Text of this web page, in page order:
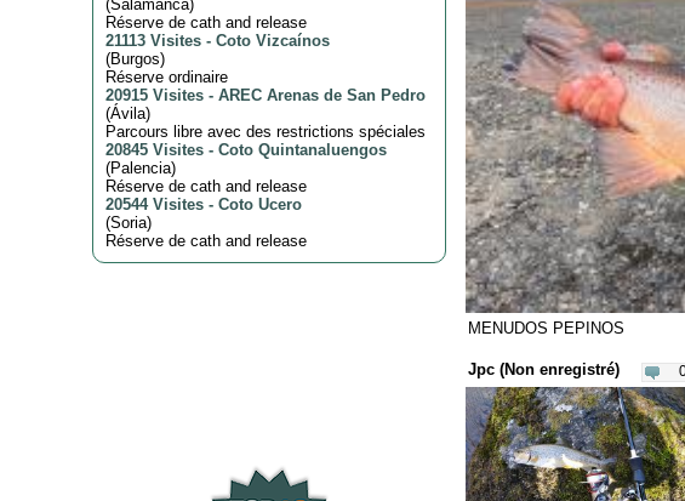
(Salamanca)
Réserve de cath and release
21113 Visites - Coto Vizcaínos
(Burgos)
Réserve ordinaire
20915 Visites - AREC Arenas de San Pedro
(Ávila)
Parcours libre avec des restrictions spéciales
20845 Visites - Coto Quintanaluengos
(Palencia)
Réserve de cath and release
20544 Visites - Coto Ucero
(Soria)
Réserve de cath and release
MENUDOS PEPINOS
Jpc (Non enregistré)